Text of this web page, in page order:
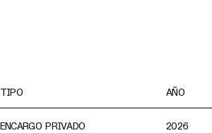
TIPO AÑO
ENCARGO PRIVADO 2026